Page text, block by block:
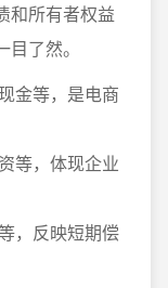
和所有者权益
了然。
金等，是电商
等，体现企业
，反映短期偿